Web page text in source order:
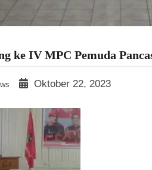
ke IV MPC Pemuda
Oktober 22, 2023